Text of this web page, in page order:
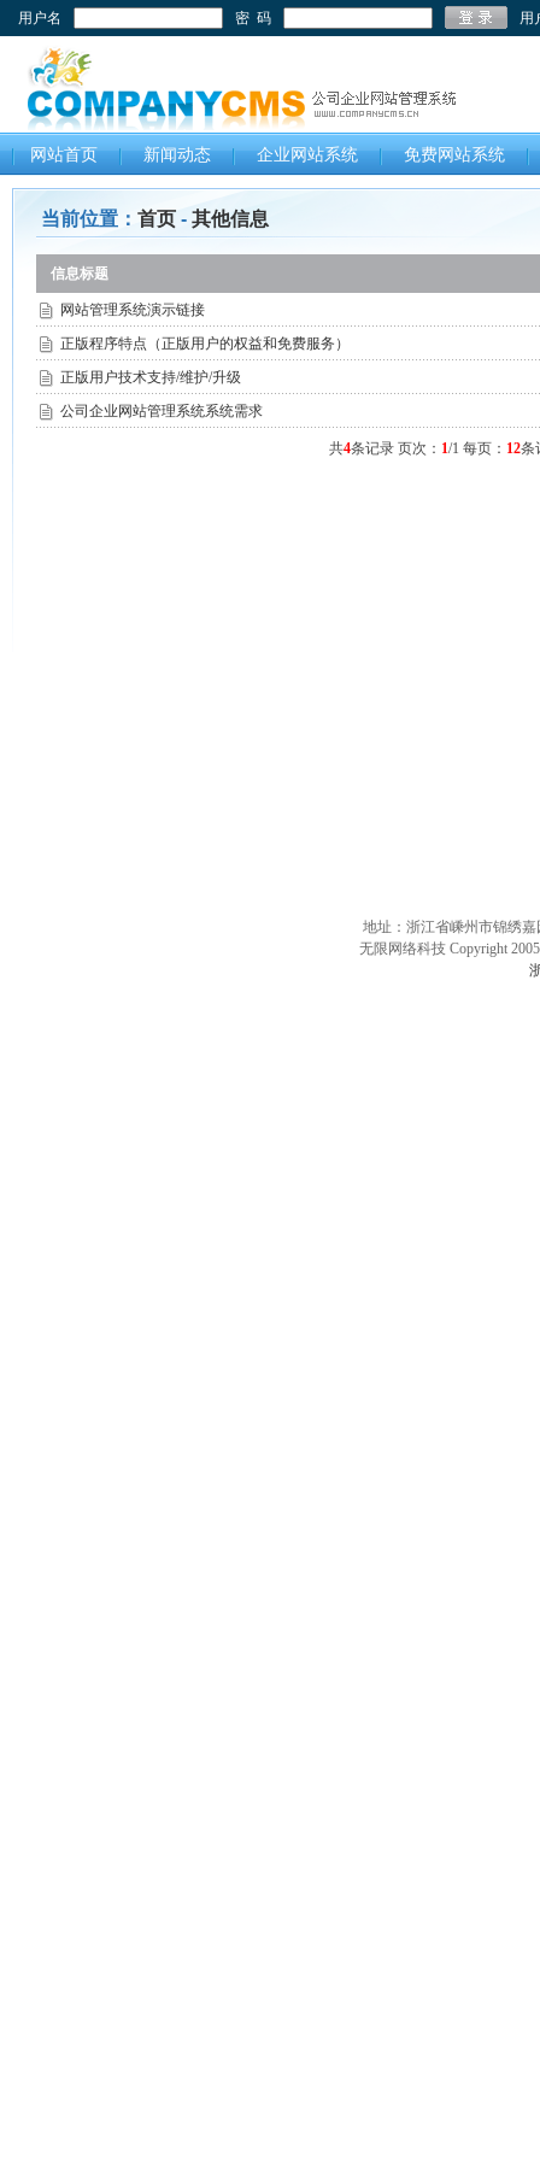
用户名 密 码 用
网站首页 新闻动态 企业网站系统 免费网站系统
当前位置： 首页 - 其他信息
信息标题
网站管理系统演示链接
正版程序特点（正版用户的权益和免费服务）
正版用户技术支持/维护/升级
公司企业网站管理系统系统需求
共4条记录 页次： 1/1 每页： 12条
地址：浙江省嵊州市锦绣嘉
无限网络科技 Copyright